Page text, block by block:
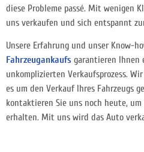
diese Probleme passé. Mit wenigen
uns verkaufen und sich entspannt
Unsere Erfahrung und unser Know-
Fahrzeugankaufs garantieren Ihnen
unkomplizierten Verkaufsprozess.
es um den Verkauf Ihres Fahrzeugs
kontaktieren Sie uns noch heute,
erhalten. Mit uns wird das Auto